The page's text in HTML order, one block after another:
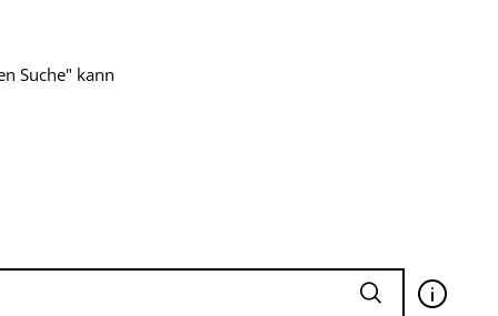
Suche" kann
🛈